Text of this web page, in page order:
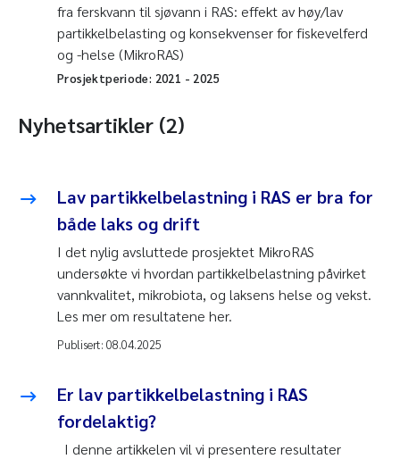
fra ferskvann til sjøvann i RAS: effekt av høy/lav
partikkelbelasting og konsekvenser for fiskevelferd
og -helse (MikroRAS)
Prosjektperiode: 2021 - 2025
Nyhetsartikler (2)
Lav partikkelbelastning i RAS er bra for
både laks og drift
I det nylig avsluttede prosjektet MikroRAS
undersøkte vi hvordan partikkelbelastning påvirket
vannkvalitet, mikrobiota, og laksens helse og vekst.
Les mer om resultatene her.
Publisert: 08.04.2025
Er lav partikkelbelastning i RAS
fordelaktig?
I denne artikkelen vil vi presentere resultater